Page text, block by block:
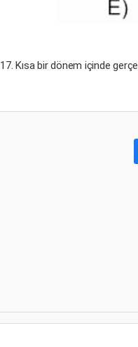
17. Kısa bir dönem içinde